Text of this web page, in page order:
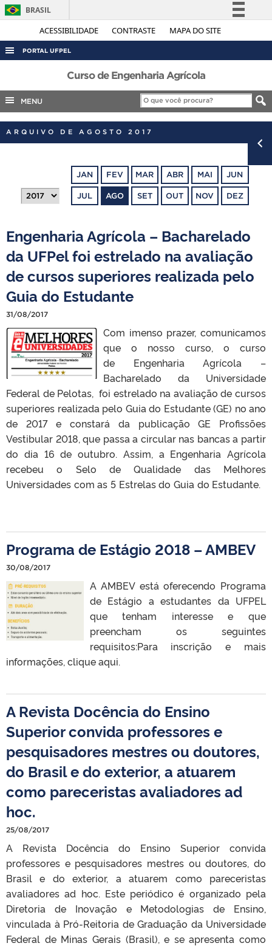
ACESSIBILIDADE CONTRASTE MAPA DO SITE
BRASIL
Simplifique!
Acesso à informação
Legislação
Canais
PORTAL UFPEL
ACESSO À INFORMAÇÃO
AUDITORIA
COBALTO
CONCURSOS
OUVIDORIA
TELEFONES
Curso de Engenharia Agrícola
MENU
ARQUIVO DE AGOSTO 2017
JAN FEV MAR ABR MAI JUN
JUL AGO SET OUT NOV DEZ
Engenharia Agrícola – Bacharelado
da UFPel foi estrelado na avaliação
de cursos superiores realizada pelo
Guia do Estudante
31/08/2017
Com imenso prazer, comunicamos
que o nosso curso, o curso
de Engenharia Agrícola –
Bacharelado da Universidade
Federal de Pelotas, foi estrelado na avaliação de cursos
superiores realizada pelo Guia do Estudante (GE) no ano
de 2017 e constará da publicação GE Profissões
Vestibular 2018, que passa a circular nas bancas a partir
do dia 16 de outubro. Assim, a Engenharia Agrícola
recebeu o Selo de Qualidade das Melhores
Universidades com as 5 Estrelas do Guia do Estudante.
Programa de Estágio 2018 – AMBEV
30/08/2017
A AMBEV está oferecendo Programa
de Estágio a estudantes da UFPEL
que tenham interesse e que
preencham os seguintes
requisitos:Para inscrição e mais
informações, clique aqui.
A Revista Docência do Ensino
Superior convida professores e
pesquisadores mestres ou doutores,
do Brasil e do exterior, a atuarem
como pareceristas avaliadores ad
hoc.
25/08/2017
A Revista Docência do Ensino Superior convida
professores e pesquisadores mestres ou doutores, do
Brasil e do exterior, a atuarem como pareceristas
avaliadores ad hoc. Este periódico é organizado pela
Diretoria de Inovação e Metodologias de Ensino,
vinculada à Pró-Reitoria de Graduação da Universidade
Federal de Minas Gerais (Brasil), e se apresenta como